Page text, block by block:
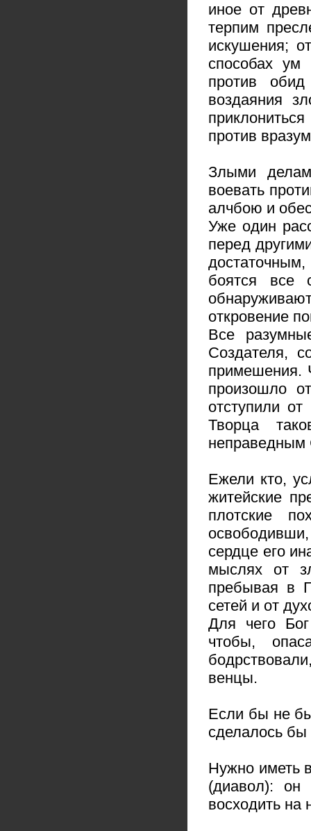
иное от
терпим
искушения;
способах ум
против
воздаяния
против
Злыми
воевать
алчбою и
Уже один
перед
боятся все
откровение
Все
Создателя,
примешения.
произошло
отступили
Творца
неправедным
Ежели кто,
житейские
плотские
освободивши,
сердце его
мыслях от
пребывая в
сетей и от
Для чего
чтобы,
венцы.
Если бы не
сделалось бы
Нужно иметь
(диавол): он
восходить на